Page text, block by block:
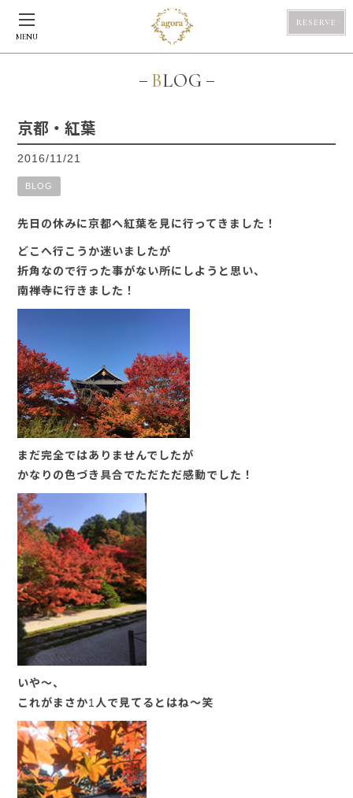
MENU
RESERVE
BLOG
京都・紅葉
2016/11/21
BLOG
先日の休みに京都へ紅葉を見に行ってきました！
どこへ行こうか迷いましたが
折角なので行った事がない所にしようと思い、
南禅寺に行きました！
まだ完全ではありませんでしたが
かなりの色づき具合でただただ感動でした！
いや～、
これがまさか1人で見てるとはね～笑